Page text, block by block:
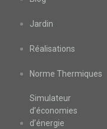
Jardin
Réalisations
Norme Thermiques
Simulateur
d’économies
d’énergie